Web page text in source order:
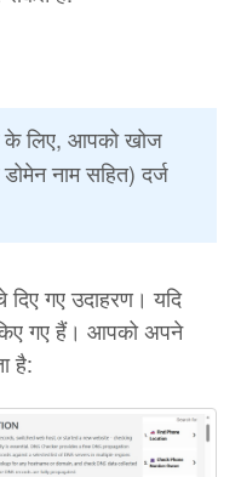
के लिए, आपको खोज
नाम सहित) दर्ज
गए उदाहरण। यदि
किए गए हैं। आपको अपने
है: